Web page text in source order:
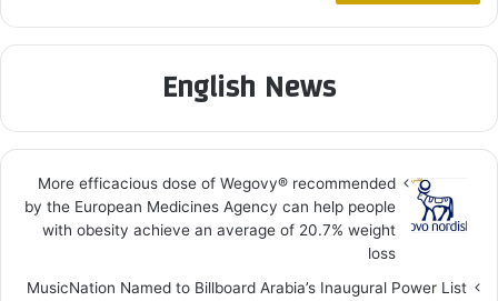
English News
More efficacious dose of Wegovy®️ recommended
by the European Medicines Agency can help people
with obesity achieve an average of 20.7% weight
loss
MusicNation Named to Billboard Arabia’s Inaugural Power List